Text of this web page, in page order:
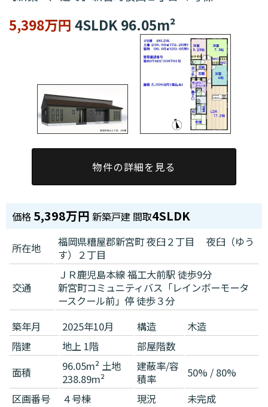
5,398万円 4SLDK 96.05m²
物件の詳細を見る
価格 5,398万円新築戸建 間取4SLDK
所在地
福岡県糟屋郡新宮町 夜臼２丁目 夜臼（ゆう
す）２丁目
交通
ＪＲ鹿児島本線 福工大前駅 徒歩9分
新宮町コミュニティバス「レインボーモータ
ースクール前」停 徒歩３分
築年月
2025年10月 構造
木造
階建
地上 1階
部屋階数
面積
96.05m² 土地
238.89m²
建蔽率/容
積率
50% / 80%
区画番号
４号棟 現況 未完成